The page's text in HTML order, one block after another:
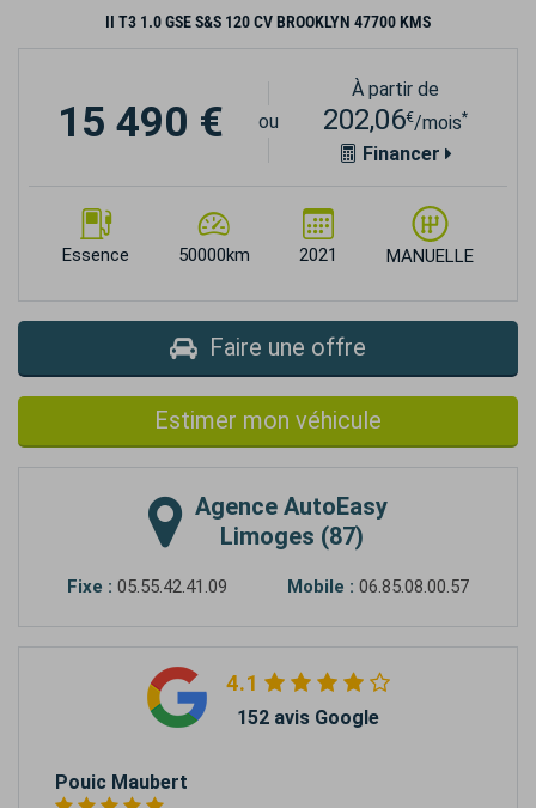
II T3 1.0 GSE S&S 120 CV BROOKLYN 47700 KMS
Essence 50000km 2021 MANUELLE
15 490 € ou
À partir de
202,06€/mois*
Financer
Faire une offre
Estimer mon véhicule
Agence AutoEasy
Limoges (87)
Fixe : 05.55.42.41.09 Mobile : 06.85.08.00.57
4.1
152 avis Google
Pouic Maubert